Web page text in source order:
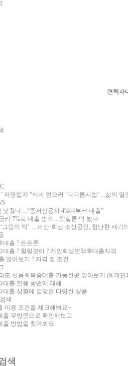
면책자
자영업자 "식비 얻으러 ‘다다름사업’…삶의 열
낮췄다…“중저신용자 4%대부터 대출”
리 7%로 대출 받아…햇살론 덕 봤다
그림의 떡’ …파산·회생 소상공인, 험난한 재기
대출 ? 든든론
대출 ? 힐링모아 ? 개인회생면책후대출자격
알아보기 ? 자격 및 조건
도 신용회복중대출 가능한곳 알아보기 (ft.개
대출 진행 방법에 대해
대출 상황에 알맞은 다양한 상품
색
이용 조건을 체크해봐요~
출 무방문으로 확인해보고
출 방법을 찾아봐요
색